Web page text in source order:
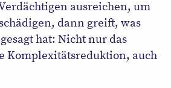
ausreichen, um
dann greift, was
hat: Nicht nur das
Komplexitätsreduktion, auch